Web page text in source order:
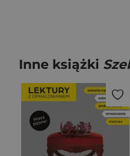
Inne książki